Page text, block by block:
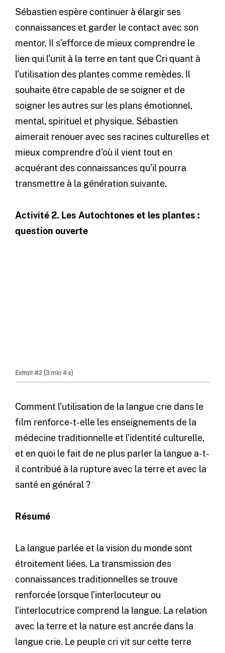
Sébastien espère continuer à élargir ses
connaissances et garder le contact avec son
mentor. Il s’efforce de mieux comprendre le
lien qui l’unit à la terre en tant que Cri quant à
l’utilisation des plantes comme remèdes. Il
souhaite être capable de se soigner et de
soigner les autres sur les plans émotionnel,
mental, spirituel et physique. Sébastien
aimerait renouer avec ses racines culturelles et
mieux comprendre d’où il vient tout en
acquérant des connaissances qu’il pourra
transmettre à la génération suivante.
Activité 2. Les Autochtones et les plantes :
question ouverte
Extrait #2 (3 min 4 s)
Comment l’utilisation de la langue crie dans le
film renforce-t-elle les enseignements de la
médecine traditionnelle et l’identité culturelle,
et en quoi le fait de ne plus parler la langue a-t-
il contribué à la rupture avec la terre et avec la
santé en général ?
Résumé
La langue parlée et la vision du monde sont
étroitement liées. La transmission des
connaissances traditionnelles se trouve
renforcée lorsque l’interlocuteur ou
l’interlocutrice comprend la langue. La relation
avec la terre et la nature est ancrée dans la
langue crie. Le peuple cri vit sur cette terre